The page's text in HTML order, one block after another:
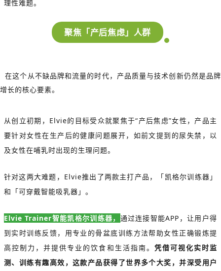
理性难题。
聚焦「产后焦虑」人群
在这个从不缺品牌和流量的时代，产品质量与技术创新仍然是品牌
增长的核心要素。
从创立初期，Elvie的目标受众就聚焦于“产后焦虑”女性，产品主
要针对女性在生产后的健康问题展开，如前文提到的尿失禁，以
及女性在哺乳时出现的生理问题。
针对这两大难题，Elvie推出了两款主打产品，「凯格尔训练器」
和「可穿戴智能吸乳器」。
Elvie Trainer智能凯格尔训练器， 通过连接智能APP，让用户得
到实时训练反馈，用专业的骨盆底训练方法帮助女性正确锻炼提
高控制力，并提供专业的饮食和生活指南。 凭借可视化实时监
测、训练有趣高效，这款产品获得了世界多个大奖，并深受用户